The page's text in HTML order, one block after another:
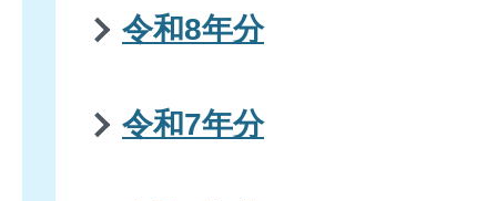
令和8年分
令和7年分